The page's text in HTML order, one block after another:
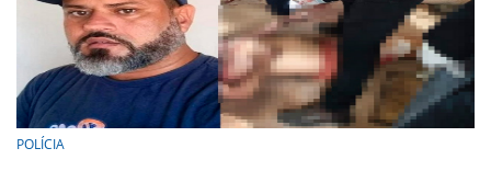
POLÍCIA